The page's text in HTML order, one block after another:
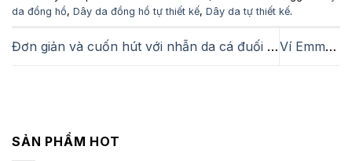
da đồng hồ, Dây da đồng hồ tự thiết kế, Dây da tự thiết kế.
Đơn giản và cuốn hút với nhẫn da cá đuối trơn Ví Emma mini Zip – món phụ kiện sang trọng cho phái đẹp
SẢN PHẨM HOT